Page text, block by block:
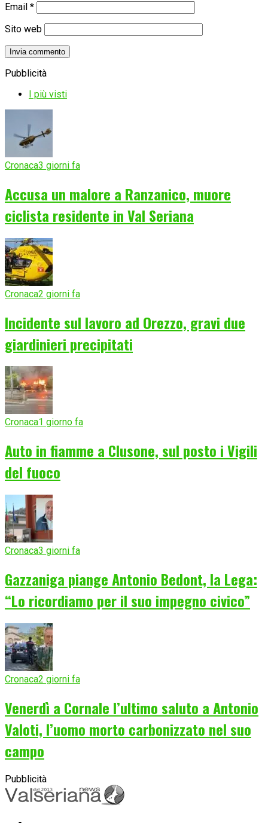
Email *
Sito web
Pubblicità
I più visti
Cronaca3 giorni fa
Accusa un malore a Ranzanico, muore
ciclista residente in Val Seriana
Cronaca2 giorni fa
Incidente sul lavoro ad Orezzo, gravi due
giardinieri precipitati
Cronaca1 giorno fa
Auto in fiamme a Clusone, sul posto i Vigili
del fuoco
Cronaca3 giorni fa
Gazzaniga piange Antonio Bedont, la Lega:
“Lo ricordiamo per il suo impegno civico”
Cronaca2 giorni fa
Venerdì a Cornale l’ultimo saluto a Antonio
Valoti, l’uomo morto carbonizzato nel suo
campo
Pubblicità